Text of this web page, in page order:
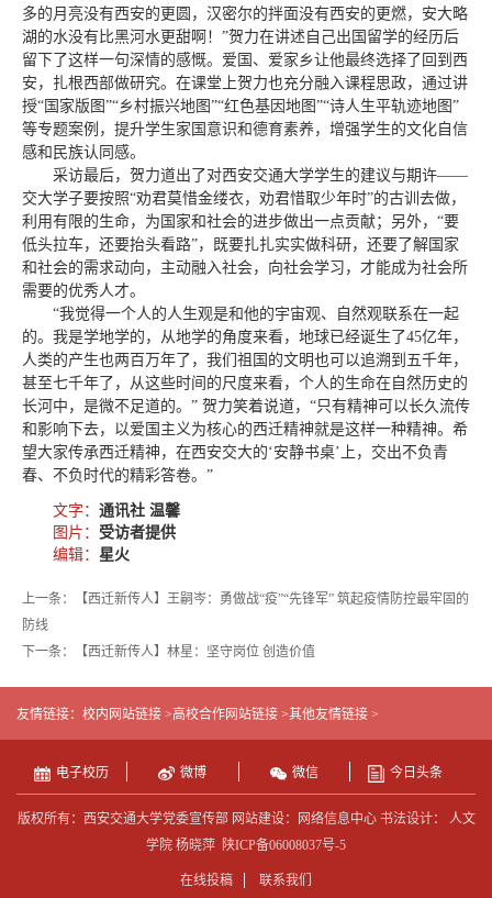
多的月亮没有西安的更圆，汉密尔的拌面没有西安的更燃，安大略
湖的水没有比黑河水更甜啊！”贺力在讲述自己出国留学的经历后
留下了这样一句深情的感慨。爱国、爱家乡让他最终选择了回到西
安，扎根西部做研究。在课堂上贺力也充分融入课程思政，通过讲
授“国家版图”“乡村振兴地图”“红色基因地图”“诗人生平轨迹地图”
等专题案例，提升学生家国意识和德育素养，增强学生的文化自信
感和民族认同感。
采访最后，贺力道出了对西安交通大学学生的建议与期许——
交大学子要按照“劝君莫惜金缕衣，劝君惜取少年时”的古训去做，
利用有限的生命，为国家和社会的进步做出一点贡献；另外，“要
低头拉车，还要抬头看路”，既要扎扎实实做科研，还要了解国家
和社会的需求动向，主动融入社会，向社会学习，才能成为社会所
需要的优秀人才。
“我觉得一个人的人生观是和他的宇宙观、自然观联系在一起
的。我是学地学的，从地学的角度来看，地球已经诞生了45亿年，
人类的产生也两百万年了，我们祖国的文明也可以追溯到五千年，
甚至七千年了，从这些时间的尺度来看，个人的生命在自然历史的
长河中，是微不足道的。” 贺力笑着说道，“只有精神可以长久流传
和影响下去，以爱国主义为核心的西迁精神就是这样一种精神。希
望大家传承西迁精神，在西安交大的‘安静书桌’上，交出不负青
春、不负时代的精彩答卷。”
文字： 通讯社 温馨
图片： 受访者提供
编辑： 星火
上一条：【西迁新传人】王嗣岑：勇做战“疫”“先锋军” 筑起疫情防控最牢固的
防线
下一条：【西迁新传人】林星：坚守岗位 创造价值
友情链接： 校内网站链接 >高校合作网站链接 >其他友情链接 >
电子校历 微博 微信 今日头条
版权所有：西安交通大学党委宣传部 网站建设：网络信息中心 书法设计： 人文
学院 杨晓萍 陕ICP备06008037号-5
在线投稿 联系我们